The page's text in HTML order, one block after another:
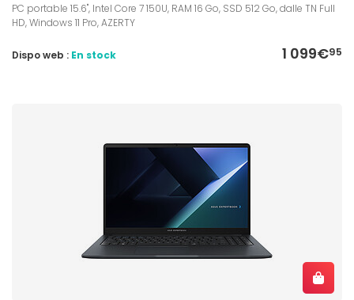
PC portable 15.6", Intel Core 7 150U, RAM 16 Go, SSD 512 Go, dalle TN Full
HD, Windows 11 Pro, AZERTY
1 099€95
Dispo web : En stock